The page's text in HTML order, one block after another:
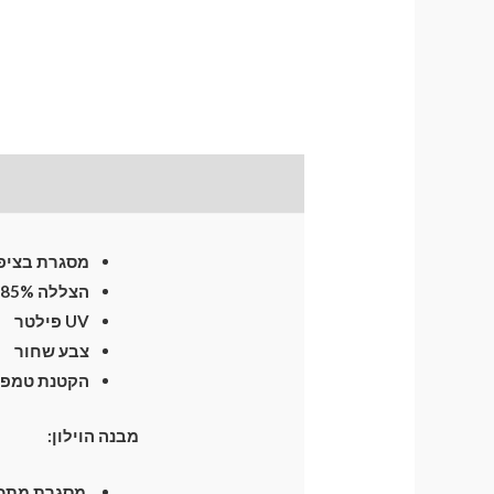
מסגרת
הצללה 85%
UV פילטר
צבע שחור
הקטנת
מבנה הוילון: